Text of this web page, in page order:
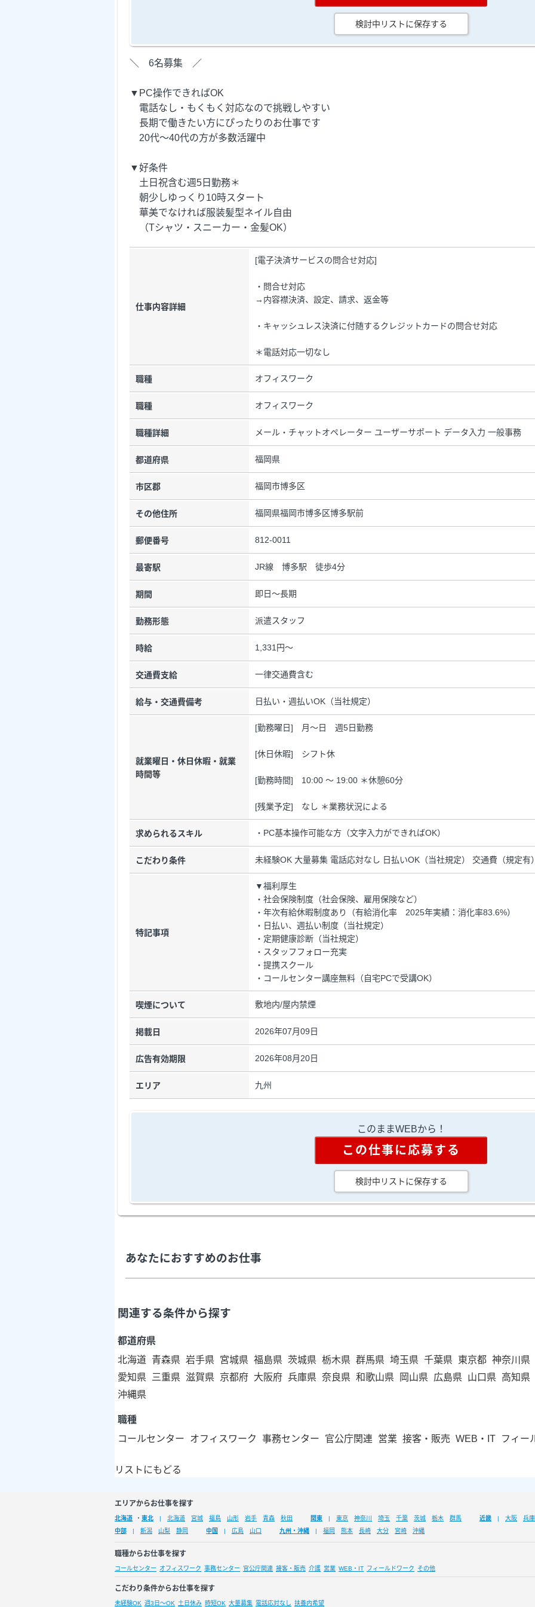
検討中リストに保存する
＼ 6名募集 ／
▼PC操作できればOK
電話なし・もくもく対応なので挑戦しやすい
長期で働きたい方にぴったりのお仕事です
20代～40代の方が多数活躍中
▼好条件
土日祝含む週5日勤務＊
朝少しゆっくり10時スタート
華美でなければ服装髪型ネイル自由
（Tシャツ・スニーカー・金髪OK）
仕事内容詳細
[電子決済サービスの問合せ対応]
・問合せ対応
→内容襟決済、設定、請求、返金等
・キャッシュレス決済に付随するクレジットカードの問合せ対応
＊電話対応一切なし
職種 オフィスワーク
職種 オフィスワーク
職種詳細 メール・チャットオペレーター ユーザーサポート データ入力 一般事務
都道府県 福岡県
市区郡 福岡市博多区
その他住所 福岡県福岡市博多区博多駅前
郵便番号 812-0011
最寄駅 JR線 博多駅 徒歩4分
期間 即日～長期
勤務形態 派遣スタッフ
時給 1,331円～
交通費支給 一律交通費含む
給与・交通費備考 日払い・週払いOK（当社規定）
就業曜日・休日休暇・就業
時間等
[勤務曜日] 月～日 週5日勤務
[休日休暇] シフト休
[勤務時間] 10:00 ～ 19:00 ＊休憩60分
[残業予定] なし ＊業務状況による
求められるスキル ・PC基本操作可能な方（文字入力ができればOK）
こだわり条件 未経験OK 大量募集 電話応対なし 日払いOK（当社規定） 交通費（規定有
特記事項
▼福利厚生
・社会保険制度（社会保険、雇用保険など）
・年次有給休暇制度あり（有給消化率 2025年実績：消化率83.6%）
・日払い、週払い制度（当社規定）
・定期健康診断（当社規定）
・スタッフフォロー充実
・提携スクール
・コールセンター講座無料（自宅PCで受講OK）
喫煙について 敷地内/屋内禁煙
掲載日 2026年07月09日
広告有効期限 2026年08月20日
エリア 九州
このままWEBから！
この仕事に応募する
検討中リストに保存する
あなたにおすすめのお仕事
関連する条件から探す
都道府県
北海道 青森県 岩手県 宮城県 福島県 茨城県 栃木県 群馬県 埼玉県 千葉県 東京都 神奈川県
愛知県
三重県 滋賀県 京都府 大阪府 兵庫県 奈良県 和歌山県 岡山県 広島県 山口県 高知県
沖縄県
職種
コールセンター
オフィスワーク 事務センター 官公庁関連 営業 接客・販売 WEB・IT フィー
リストにもどる
エリアからお仕事を探す
北海道 ・ 東北 北海道 宮城 福島 山形 岩手 青森 秋田 関東 東京 神奈川 埼玉 千葉 茨城 栃木 群馬 近畿 大阪
兵庫
中部
新潟 山梨 静岡 中国 広島 山口 九州・沖縄 福岡 熊本 長崎 大分 宮崎 沖縄
職種からお仕事を探す
コールセンター オフィスワーク 事務センター 官公庁関連 接客・販売 介護 営業 WEB・IT フィールドワーク その他
こだわり条件からお仕事を探す
未経験OK 週3日～OK 土日休み 時短OK 大量募集 電話応対なし 扶養内希望